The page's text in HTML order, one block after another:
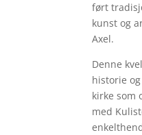
ført
kunst og
Axel.
Denne
historie
kirke som
med